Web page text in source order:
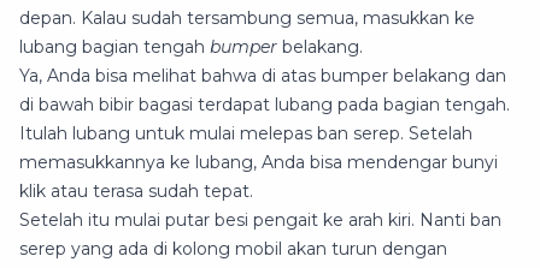
depan. Kalau sudah tersambung semua, masukkan ke
lubang bagian tengah bumper belakang.
Ya, Anda bisa melihat bahwa di atas bumper belakang dan
di bawah bibir bagasi terdapat lubang pada bagian tengah.
Itulah lubang untuk mulai melepas ban serep. Setelah
memasukkannya ke lubang, Anda bisa mendengar bunyi
klik atau terasa sudah tepat.
Setelah itu mulai putar besi pengait ke arah kiri. Nanti ban
serep yang ada di kolong mobil akan turun dengan